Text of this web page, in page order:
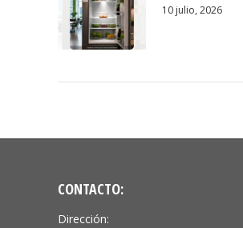
10 julio, 2026
CONTACTO:
Dirección: